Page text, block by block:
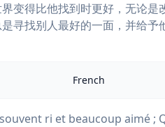
变得比他找到时更好，无论
寻找别人最好的一面，并给
French
ri et beaucoup aimé ;